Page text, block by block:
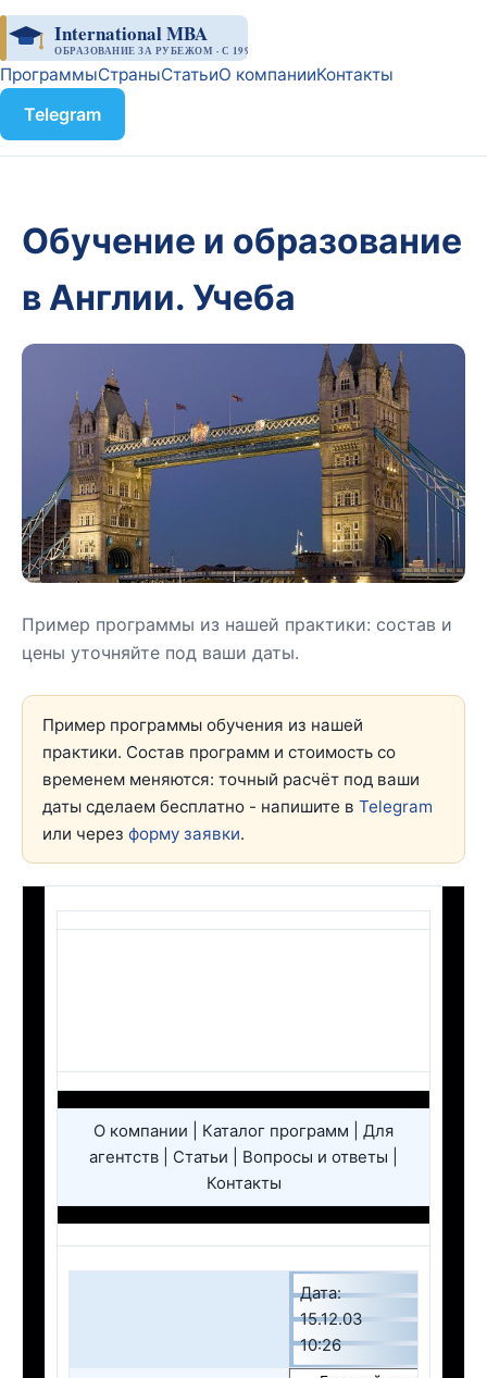
International MBA
ОБРАЗОВАНИЕ ЗА РУБЕЖОМ · С 1998
ПрограммыСтраныСтатьиО компанииКонтакты
Telegram
Обучение и образование
в Англии. Учеба
Пример программы из нашей практики: состав и
цены уточняйте под ваши даты.
Пример программы обучения из нашей
практики. Состав программ и стоимость со
временем меняются: точный расчёт под ваши
даты сделаем бесплатно - напишите в Telegram
или через форму заявки.
О компании | Каталог программ | Для
агентств | Статьи | Вопросы и ответы |
Контакты
Дата:
15.12.03
10:26